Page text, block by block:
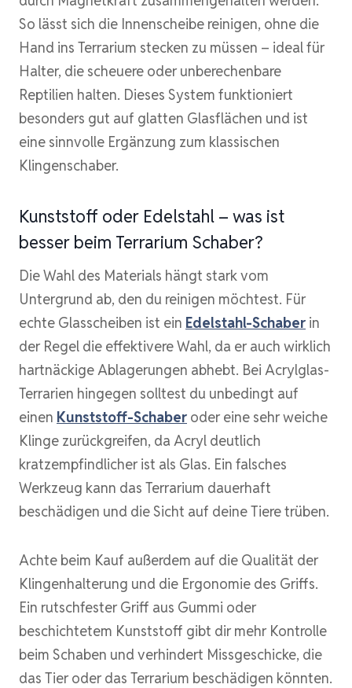
So lässt sich die Innenscheibe reinigen, ohne die
Hand ins Terrarium stecken zu müssen – ideal für
Halter, die scheuere oder unberechenbare
Reptilien halten. Dieses System funktioniert
besonders gut auf glatten Glasflächen und ist
eine sinnvolle Ergänzung zum klassischen
Klingenschaber.
Kunststoff oder Edelstahl – was ist
besser beim Terrarium Schaber?
Die Wahl des Materials hängt stark vom
Untergrund ab, den du reinigen möchtest. Für
echte Glasscheiben ist ein Edelstahl-Schaber in
der Regel die effektivere Wahl, da er auch wirklich
hartnäckige Ablagerungen abhebt. Bei Acrylglas-
Terrarien hingegen solltest du unbedingt auf
einen Kunststoff-Schaber oder eine sehr weiche
Klinge zurückgreifen, da Acryl deutlich
kratzempfindlicher ist als Glas. Ein falsches
Werkzeug kann das Terrarium dauerhaft
beschädigen und die Sicht auf deine Tiere trüben.
Achte beim Kauf außerdem auf die Qualität der
Klingenhalterung und die Ergonomie des Griffs.
Ein rutschfester Griff aus Gummi oder
beschichtetem Kunststoff gibt dir mehr Kontrolle
beim Schaben und verhindert Missgeschicke, die
das Tier oder das Terrarium beschädigen könnten.